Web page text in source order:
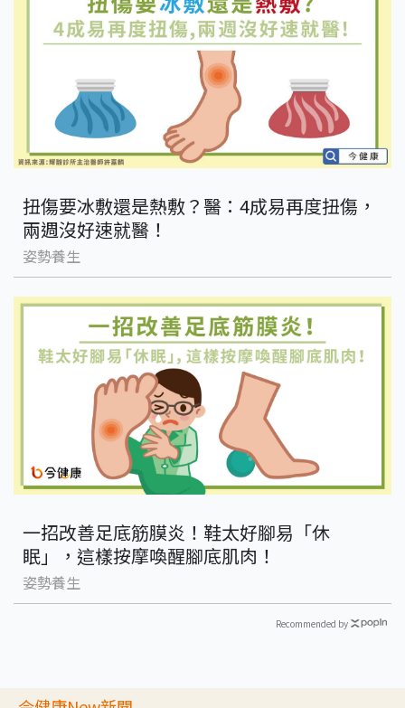
扭傷要冰敷還是熱敷？醫：4成易再度扭傷，
兩週沒好速就醫！
姿勢養生
一招改善足底筋膜炎！鞋太好腳易「休
眠」，這樣按摩喚醒腳底肌肉！
姿勢養生
Recommended by